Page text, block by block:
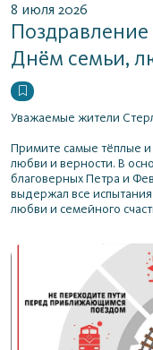
8 июля 2026
Днём семьи,
Уважаемые жители
Примите самые тёплые
любви и верности. В
благоверных Петра и
выдержал все
любви и семейного